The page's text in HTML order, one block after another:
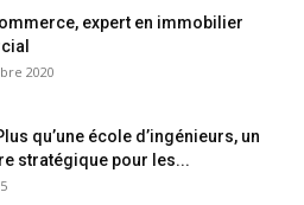
expert en immobilier
2020
qu’une école d’ingénieurs, un
stratégique pour les...